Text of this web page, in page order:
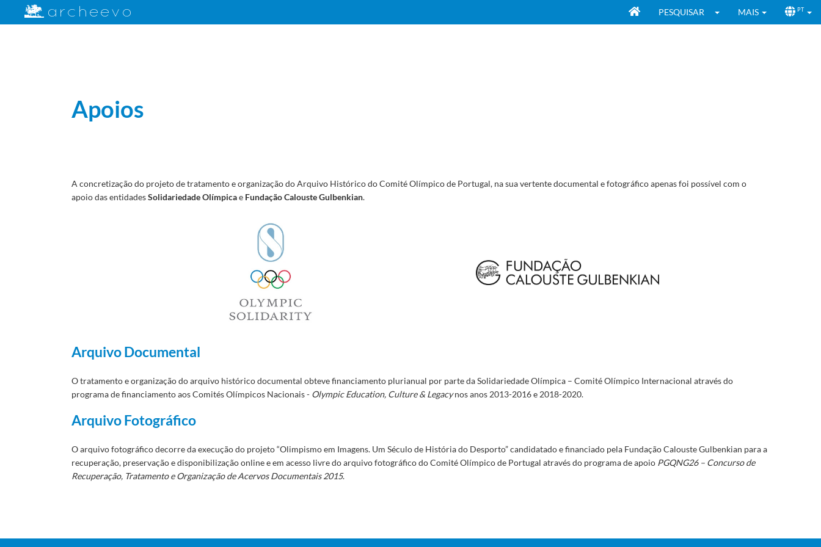
PESQUISAR MAIS PT
Apoios
A concretização do projeto de tratamento e organização do Arquivo Histórico do Comité Olímpico de Portugal, na sua vertente documental e fotográfico apenas foi possível com o
apoio das entidadesSolidariedade Olímpicae Fundação Calouste Gulbenkian.
Arquivo Documental
O tratamento e organização do arquivo histórico documental obteve financiamento plurianual por parte da Solidariedade Olímpica – Comité Olímpico Internacional através do
programa de financiamento aos Comités Olímpicos Nacionais - Olympic Education, Culture & Legacynos anos 2013-2016 e 2018-2020.
Arquivo Fotográfico
O arquivo fotográfico decorre da execução do projeto “Olimpismo em Imagens. Um Século de História do Desporto” candidatado e financiado pela Fundação Calouste Gulbenkian para a
recuperação, preservação e disponibilização online e em acesso livre do arquivo fotográfico do Comité Olímpico de Portugal através do programa de apoio PGQNG26 – Concurso de
Recuperação, Tratamento e Organização de Acervos Documentais 2015.